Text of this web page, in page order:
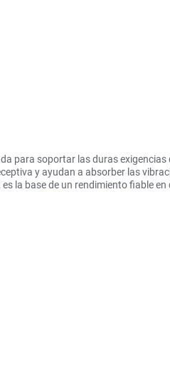
para soportar las duras
y ayudan a absorber las
la base de un rendimiento fiable en